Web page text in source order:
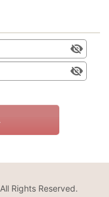
Rights Reserved.